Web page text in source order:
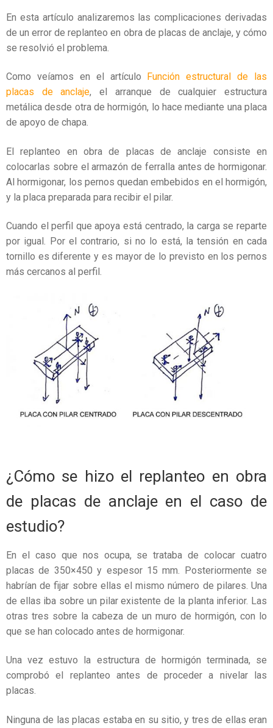
En esta artículo analizaremos las complicaciones derivadas
de un error de replanteo en obra de placas de anclaje, y cómo
se resolvió el problema.
Como veíamos en el artículo
Función estructural de las
placas de anclaje, el arranque de cualquier estructura
metálica desde otra de hormigón, lo hace mediante una placa
de apoyo de chapa.
El replanteo en obra de placas de anclaje consiste en
colocarlas sobre el armazón de ferralla antes de hormigonar.
Al hormigonar, los pernos quedan embebidos en el hormigón,
y la placa preparada para recibir el pilar.
Cuando el perfil que apoya está centrado, la carga se reparte
por igual. Por el contrario, si no lo está, la tensión en cada
tornillo es diferente y es mayor de lo previsto en los pernos
más cercanos al perfil.
¿Cómo se hizo el replanteo en obra
de placas de anclaje en el caso de
estudio?
En el caso que nos ocupa, se trataba de colocar cuatro
placas de 350×450 y espesor 15 mm. Posteriormente se
habrían de fijar sobre ellas el mismo número de pilares. Una
de ellas iba sobre un pilar existente de la planta inferior. Las
otras tres sobre la cabeza de un muro de hormigón, con lo
que se han colocado antes de hormigonar.
Una vez estuvo la estructura de hormigón terminada, se
comprobó el replanteo antes de proceder a nivelar las
placas.
Ninguna de las placas estaba en su sitio, y tres de ellas eran